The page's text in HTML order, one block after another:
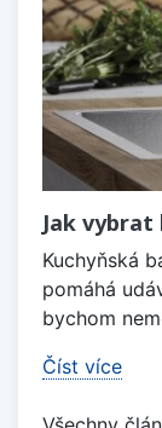
Jak
Kuchyňská
pomáhá
bychom
Číst více